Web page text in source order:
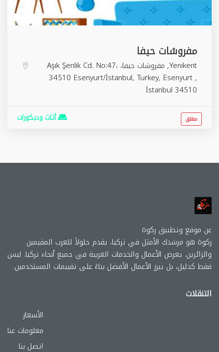
مفروشات حيفا
Yenikent, مفروشات حيفا، Aşık Şenlik Cd. No:47،
34510 Esenyurt/İstanbul, Turkey, Esenyurt,
İstanbul 34510
أثاث وديكورات مغلق
عن موقع وتطببق ركوة
ركوة هو مرشدك الأمثل في تركيا، يقدم حلولاً للعرب المقيمين
والزائرين. يعرض الأعمال والخدمات العربية في جميع أنحاء تركيا. ليس
فقط كدليل، بل يبرز الأعمال الأفضل بناءً على تقييمات المستخدمين.
التنقلات
الأسعار
معلومات عنا
اتصل بنا